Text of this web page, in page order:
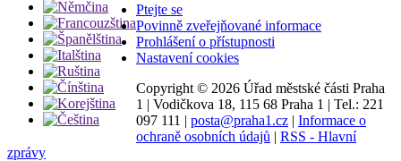
Ptejte se
Povinně zveřejňované informace
Prohlášení o přístupnosti
Nastavení cookies
Copyright © 2026 Úřad městské části Praha
1 | Vodičkova 18, 115 68 Praha 1 | Tel.: 221
097 111 | posta@praha1.cz | Informace o
ochraně osobních údajů | RSS - Hlavní
zprávy